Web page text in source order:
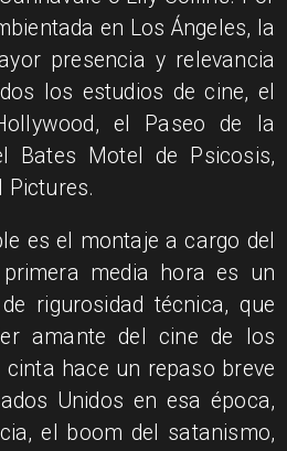
en Los Ángeles, la
presencia y relevancia
los estudios de cine, el
el Paseo de la
Bates Motel de Psicosis,
Pictures.
es el montaje a cargo del
media hora es un
rigurosidad técnica, que
amante del cine de los
hace un repaso breve
Unidos en esa época,
el boom del satanismo,